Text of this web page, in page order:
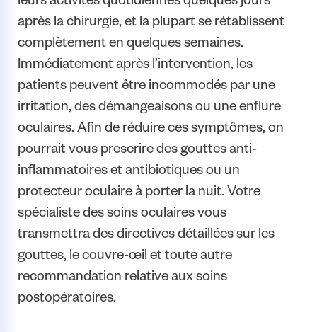
après la chirurgie, et la plupart se rétablissent
complètement en quelques semaines.
Immédiatement après l’intervention, les
patients peuvent être incommodés par une
irritation, des démangeaisons ou une enflure
oculaires. Afin de réduire ces symptômes, on
pourrait vous prescrire des gouttes anti-
inflammatoires et antibiotiques ou un
protecteur oculaire à porter la nuit. Votre
spécialiste des soins oculaires vous
transmettra des directives détaillées sur les
gouttes, le couvre-œil et toute autre
recommandation relative aux soins
postopératoires.